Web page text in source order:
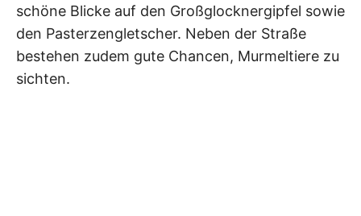
schöne Blicke auf den Großglocknergipfel sowie
den Pasterzengletscher. Neben der Straße
bestehen zudem gute Chancen, Murmeltiere zu
sichten.